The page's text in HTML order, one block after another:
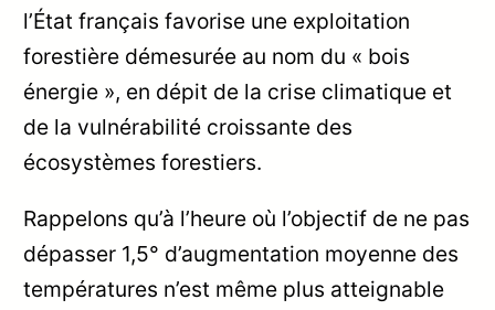
l’État français favorise une exploitation
forestière démesurée au nom du « bois
énergie », en dépit de la crise climatique et
de la vulnérabilité croissante des
écosystèmes forestiers.
Rappelons qu’à l’heure où l’objectif de ne pas
dépasser 1,5° d’augmentation moyenne des
températures n’est même plus atteignable